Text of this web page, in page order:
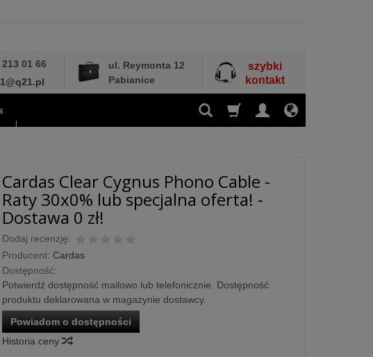
213 01 66
ul. Reymonta 12
Pabianice
szybki
kontakt
Cardas Clear Cygnus Phono Cable -
Raty 30x0% lub specjalna oferta! -
Dostawa 0 zł!
Dodaj recenzję:
Producent: Cardas
Dostępność:
Potwierdź dostępność mailowo lub telefonicznie. Dostępność
produktu deklarowana w magazynie dostawcy.
Powiadom o dostępności
Historia ceny